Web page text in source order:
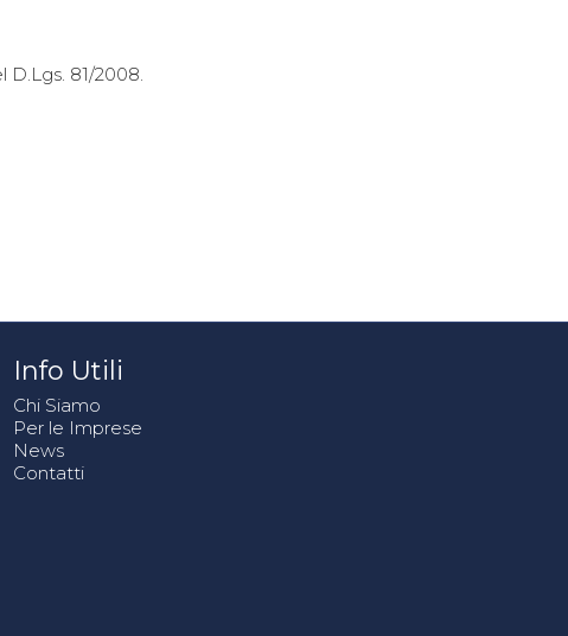
81/2008.
Info Utili
Chi Siamo
Per le Imprese
News
Contatti